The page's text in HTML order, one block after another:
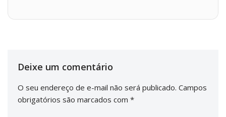
Deixe um comentário
O seu endereço de e-mail não será publicado. Campos
obrigatórios são marcados com *